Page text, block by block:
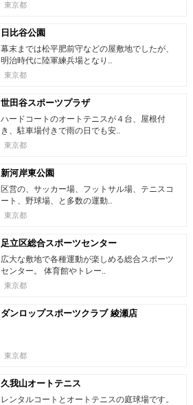
東京都
日比谷公園
幕末までは松平肥前守などの屋敷地でしたが、
明治時代に陸軍練兵場となり..
東京都
世田谷スポーツプラザ
ハードコートのオートテニスが４台、屋根付
き、駐車場付きで雨の日でも安..
東京都
新河岸東公園
区営の、サッカー場、フットサル場、テニスコ
ート、野球場、と多数の運動..
東京都
足立区総合スポーツセンター
広大な敷地で各種運動が楽しめる総合スポーツ
センター。 体育館やトレー..
東京都
ダンロップスポーツクラブ 綾瀬店
東京都
久我山オートテニス
レンタルコートとオートテニスの庭球場です。